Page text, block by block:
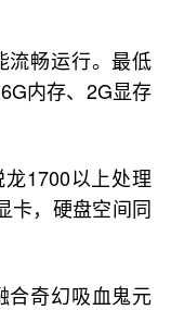
流畅运行。最低
内存、2G显存
1700以上处理
卡，硬盘空间同
合奇幻吸血鬼元